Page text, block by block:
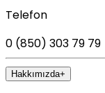
Telefon
0 (850) 303 79 79
Hakkımızda+